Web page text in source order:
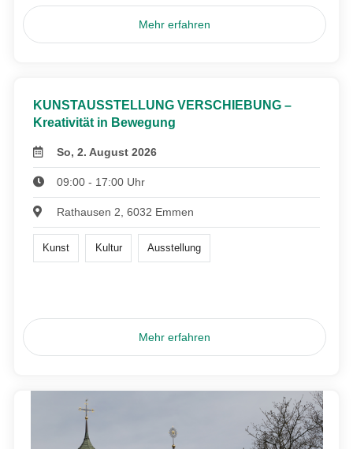
Mehr erfahren
KUNSTAUSSTELLUNG VERSCHIEBUNG –
Kreativität in Bewegung
So, 2. August 2026
09:00 - 17:00 Uhr
Rathausen 2, 6032 Emmen
Kunst Kultur Ausstellung
Mehr erfahren